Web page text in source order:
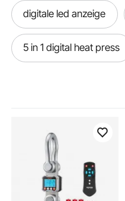
digitale led anzeige
5 in 1 digital heat press